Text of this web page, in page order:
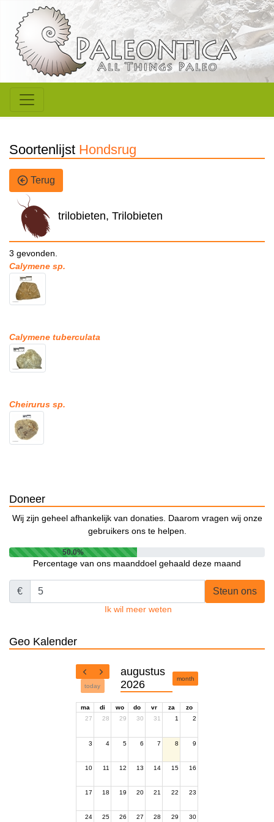
Soortenlijst Hondsrug
Terug
trilobieten, Trilobieten
3 gevonden.
Calymene sp.
Calymene tuberculata
Cheirurus sp.
Doneer
Wij zijn geheel afhankelijk van donaties. Daarom vragen wij onze
gebruikers ons te helpen.
50.0%
Percentage van ons maanddoel gehaald deze maand
€ Steun ons
Ik wil meer weten
Geo Kalender
today
augustus
2026
month
ma di wo do vr za
zo
27
28 29 30 31 1 2
3 4 5 6 7 8 9
10 11 12 13 14 15 16
17 18 19 20 21 22 23
24 25 26 27 28 29 30